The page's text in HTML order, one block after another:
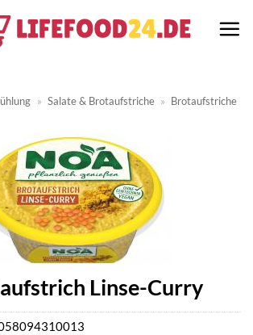
» Salate & Brotaufstriche » Brotaufstriche
Linse-Curry